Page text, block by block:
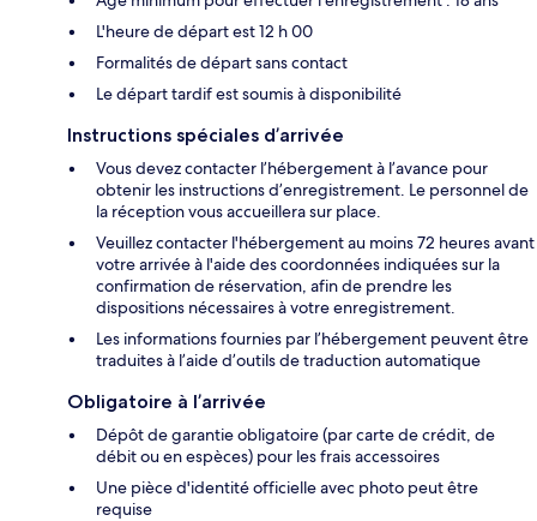
L'heure de départ est 12 h 00
Formalités de départ sans contact
Le départ tardif est soumis à disponibilité
Instructions spéciales d’arrivée
Vous devez contacter l’hébergement à l’avance pour
obtenir les instructions d’enregistrement. Le personnel de
la réception vous accueillera sur place.
Veuillez contacter l'hébergement au moins 72 heures avant
votre arrivée à l'aide des coordonnées indiquées sur la
confirmation de réservation, afin de prendre les
dispositions nécessaires à votre enregistrement.
Les informations fournies par l’hébergement peuvent être
traduites à l’aide d’outils de traduction automatique
Obligatoire à l’arrivée
Dépôt de garantie obligatoire (par carte de crédit, de
débit ou en espèces) pour les frais accessoires
Une pièce d'identité officielle avec photo peut être
requise